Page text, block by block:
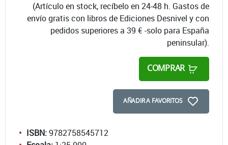
(Artículo en stock, recíbelo en 24-48 h. Gastos de
envío gratis con libros de Ediciones Desnivel y con
pedidos superiores a 39 € -solo para España
peninsular).
COMPRAR
AÑADIR A FAVORITOS
ISBN:9782758545712